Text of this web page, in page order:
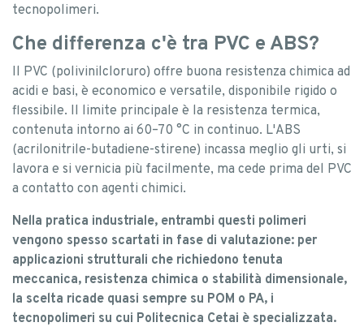
tecnopolimeri.
Che differenza c'è tra PVC e ABS?
Il PVC (polivinilcloruro) offre buona resistenza chimica ad
acidi e basi, è economico e versatile, disponibile rigido o
flessibile. Il limite principale è la resistenza termica,
contenuta intorno ai 60–70 °C in continuo. L'ABS
(acrilonitrile-butadiene-stirene) incassa meglio gli urti, si
lavora e si vernicia più facilmente, ma cede prima del PVC
a contatto con agenti chimici.
Nella pratica industriale, entrambi questi polimeri
vengono spesso scartati in fase di valutazione: per
applicazioni strutturali che richiedono tenuta
meccanica, resistenza chimica o stabilità dimensionale,
la scelta ricade quasi sempre su POM o PA, i
tecnopolimeri su cui Politecnica Cetai è specializzata.